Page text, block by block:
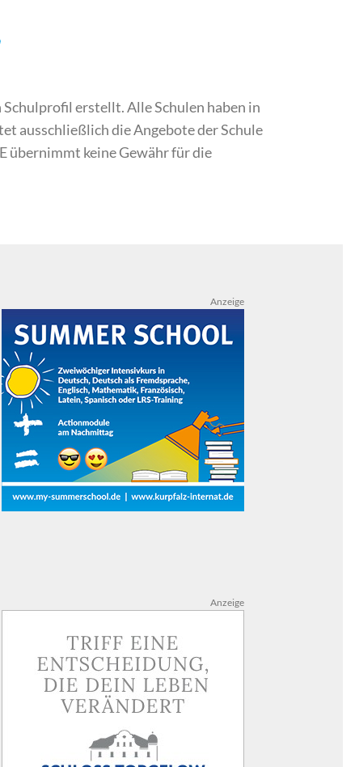
erstellt. Alle Schulen haben in
ausschließlich die Angebote der Schule
übernimmt keine Gewähr für die
Anzeige
Anzeige